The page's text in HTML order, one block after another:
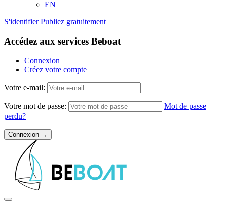
EN
S'identifier Publiez gratuitement
Accédez aux services Beboat
Connexion
Créez votre compte
Votre e-mail:
Votre mot de passe:
Mot de passe
perdu?